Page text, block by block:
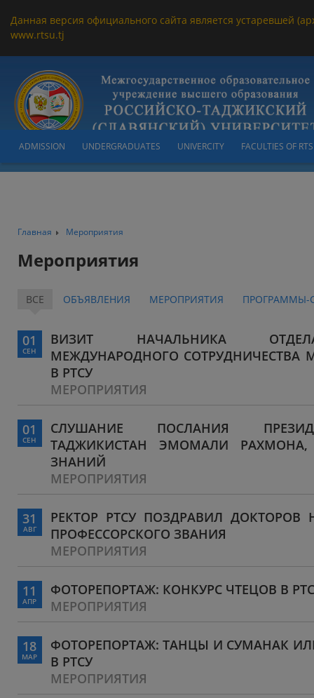
Данная версия официального сайта является устаревшей
www.rtsu.tj
ADMISSION UNDERGRADUATES UNIVERCITY FACULTIES OF
Главная Мероприятия
Мероприятия
ВСЕ ОБЪЯВЛЕНИЯ МЕРОПРИЯТИЯ ПРОГРАММЫ-
01
СЕН
ВИЗИТ НАЧАЛЬНИКА
МЕЖДУНАРОДНОГО СОТРУДНИЧЕСТВА
В РТСУ
МЕРОПРИЯТИЯ
01
СЕН
СЛУШАНИЕ ПОСЛАНИЯ
ТАДЖИКИСТАН ЭМОМАЛИ
ЗНАНИЙ
МЕРОПРИЯТИЯ
31
АВГ
РЕКТОР РТСУ ПОЗДРАВИЛ ДОКТОРОВ
ПРОФЕССОРСКОГО ЗВАНИЯ
МЕРОПРИЯТИЯ
11
АПР
ФОТОРЕПОРТАЖ: КОНКУРС ЧТЕЦОВ В
МЕРОПРИЯТИЯ
18
МАР
ФОТОРЕПОРТАЖ: ТАНЦЫ И СУМАНАК
В РТСУ
МЕРОПРИЯТИЯ